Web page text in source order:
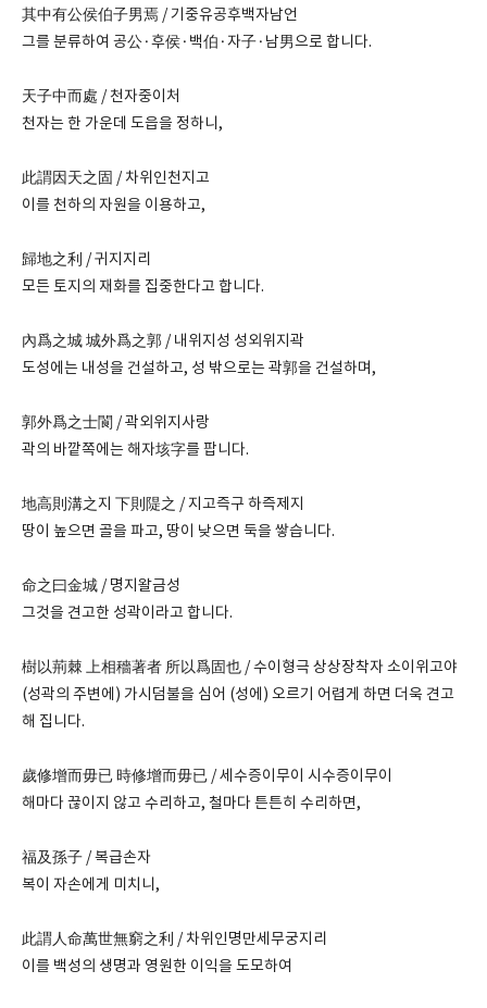
其中有公侯伯子男焉 / 기중유공후백자남언
그를 분류하여 공公·후侯·백伯·자子·남男으로 합니다.
天子中而處 / 천자중이처
천자는 한 가운데 도읍을 정하니,
此謂因天之固 / 차위인천지고
이를 천하의 자원을 이용하고,
歸地之利 / 귀지지리
모든 토지의 재화를 집중한다고 합니다.
內爲之城 城外爲之郭 / 내위지성 성외위지곽
도성에는 내성을 건설하고, 성 밖으로는 곽郭을 건설하며,
郭外爲之士閬 / 곽외위지사랑
곽의 바깥쪽에는 해자垓字를 팝니다.
地高則溝之지 下則隄之 / 지고즉구 하즉제지
땅이 높으면 골을 파고, 땅이 낮으면 둑을 쌓습니다.
命之曰金城 / 명지왈금성
그것을 견고한 성곽이라고 합니다.
樹以荊棘 上相穡著者 所以爲固也 / 수이형극 상상장착자 소이위고야
(성곽의 주변에) 가시덤불을 심어 (성에) 오르기 어렵게 하면 더욱 견고
해 집니다.
歲修增而毋已 時修增而毋已 / 세수증이무이 시수증이무이
해마다 끊이지 않고 수리하고, 철마다 튼튼히 수리하면,
福及孫子 / 복급손자
복이 자손에게 미치니,
此謂人命萬世無窮之利 / 차위인명만세무궁지리
이를 백성의 생명과 영원한 이익을 도모하여